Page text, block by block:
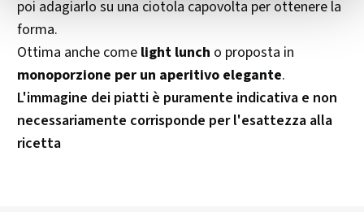
poi adagiarlo su una ciotola capovolta per ottenere la
forma.
Ottima anche come light lunch o proposta in
monoporzione per un aperitivo elegante.
L'immagine dei piatti è puramente indicativa e non
necessariamente corrisponde per l'esattezza alla
ricetta